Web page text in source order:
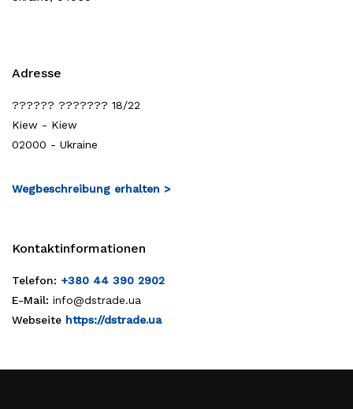
Adresse
?????? ??????? 18/22
Kiew - Kiew
02000 - Ukraine
Wegbeschreibung erhalten >
Kontaktinformationen
Telefon: +380 44 390 2902
E-Mail: info@dstrade.ua
Webseite https://dstrade.ua